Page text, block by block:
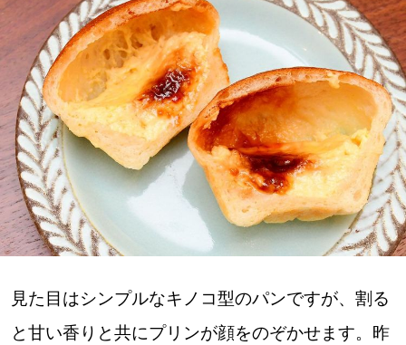
深める
ゆるむ
SitakkeTV
LOCAL ローカルエリア
all
道北
見た目はシンプルなキノコ型のパンですが、割る
と甘い香りと共にプリンが顔をのぞかせます。昨